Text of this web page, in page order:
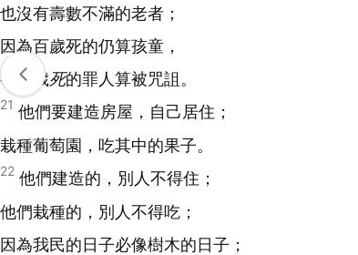
也沒有壽數不滿的老者；
因為百歲死的仍算孩童，
有百歲死的罪人算被咒詛。
21 他們要建造房屋，自己居住；
栽種葡萄園，吃其中的果子。
22 他們建造的，別人不得住；
他們栽種的，別人不得吃；
因為我民的日子必像樹木的日子；